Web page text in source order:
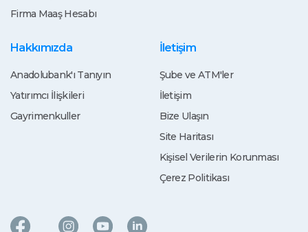
Firma Maaş Hesabı
Hakkımızda
Anadolubank'ı Tanıyın
Yatırımcı İlişkileri
Gayrimenkuller
İletişim
Şube ve ATM'ler
İletişim
Bize Ulaşın
Site Haritası
Kişisel Verilerin Korunması
Çerez Politikası